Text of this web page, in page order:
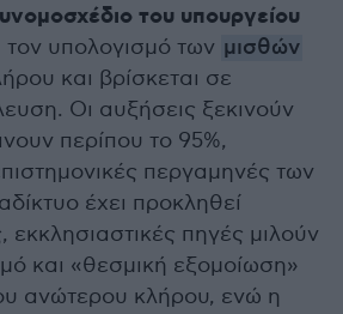
του υπουργείου
τον υπολογισμό των μισθών
και βρίσκεται σε
Οι αυξήσεις ξεκινούν
περίπου το 95%,
περγαμηνές των
έχει προκληθεί
εκκλησιαστικές πηγές μιλούν
και «θεσμική εξομοίωση»
ανώτερου κλήρου, ενώ η